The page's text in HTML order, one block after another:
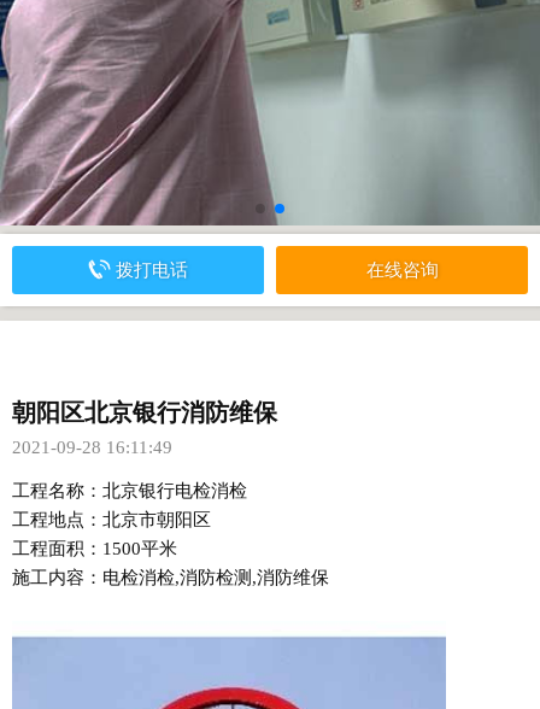
拨打电话 在线咨询
朝阳区北京银行消防维保
2021-09-28 16:11:49
工程名称：北京银行电检消检
工程地点：北京市朝阳区
工程面积：1500平米
施工内容：电检消检,消防检测,消防维保